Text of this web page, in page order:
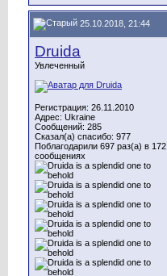
25.10.2018, 21:44
Druida
Увлеченный
Регистрация: 26.11.2010
Адрес: Ukraine
Сообщений: 285
Сказал(а) спасибо: 977
Поблагодарили 697 раз(а) в 172
сообщениях